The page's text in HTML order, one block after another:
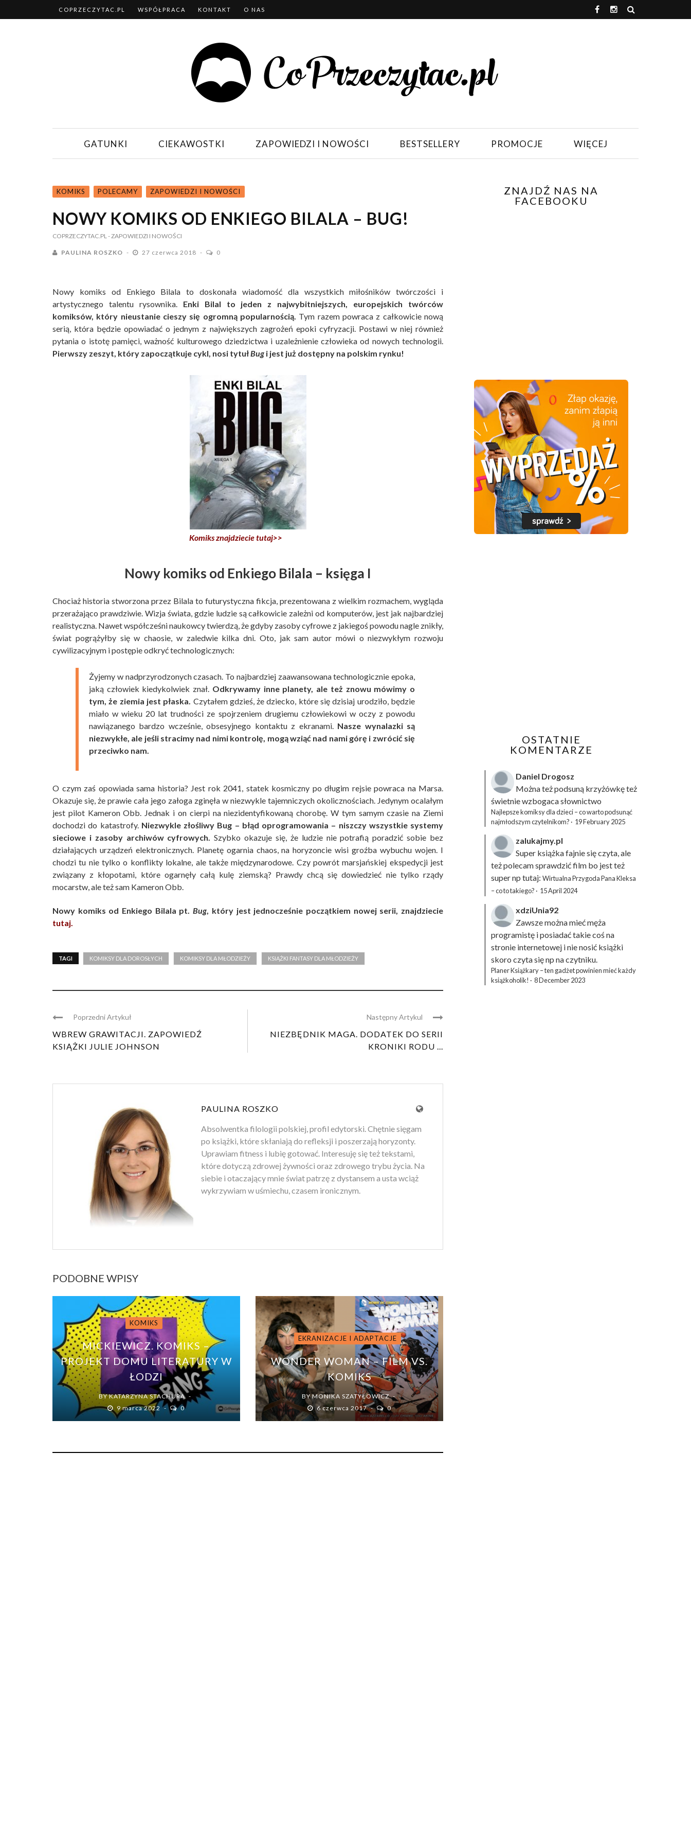
COPRZECZYTAC.PL WSPÓŁPRACA KONTAKT O NAS
GATUNKI CIEKAWOSTKI ZAPOWIEDZI I NOWOŚCI BESTSELLERY PROMOCJE WIĘCEJ
KOMIKS POLECAMY ZAPOWIEDZI I NOWOŚCI
NOWY KOMIKS OD ENKIEGO BILALA – BUG!
COPRZECZYTAC.PL- ZAPOWIEDZI I NOWOŚCI
PAULINA ROSZKO 27 czerwca 2018 0
Nowy komiks od Enkiego Bilala to doskonała wiadomość dla wszystkich miłośników twórczości i
artystycznego talentu rysownika. Enki Bilal to jeden z najwybitniejszych, europejskich twórców
komiksów, który nieustanie cieszy się ogromną popularnością. Tym razem powraca z całkowicie nową
serią, która będzie opowiadać o jednym z największych zagrożeń epoki cyfryzacji. Postawi w niej również
pytania o istotę pamięci, ważność kulturowego dziedzictwa i uzależnienie człowieka od nowych technologii.
Pierwszy zeszyt, który zapoczątkuje cykl, nosi tytułBug i jest już dostępny na polskim rynku!
Komiks znajdziecie tutaj>>
Nowy komiks od Enkiego Bilala – księga I
Chociaż historia stworzona przez Bilala to futurystyczna fikcja, prezentowana z wielkim rozmachem, wygląda
przerażająco prawdziwie. Wizja świata, gdzie ludzie są całkowicie zależni od komputerów, jest jak najbardziej
realistyczna. Nawet współcześni naukowcy twierdzą, że gdyby zasoby cyfrowe z jakiegoś powodu nagle znikły,
świat pogrążyłby się w chaosie, w zaledwie kilka dni. Oto, jak sam autor mówi o niezwykłym rozwoju
cywilizacyjnym i postępie odkryć technologicznych:
Żyjemy w nadprzyrodzonych czasach. To najbardziej zaawansowana technologicznie epoka,
jaką człowiek kiedykolwiek znał. Odkrywamy inne planety, ale też znowu mówimy o
tym, że ziemia jest płaska. Czytałem gdzieś, że dziecko, które się dzisiaj urodziło, będzie
miało w wieku 20 lat trudności ze spojrzeniem drugiemu człowiekowi w oczy z powodu
nawiązanego bardzo wcześnie, obsesyjnego kontaktu z ekranami. Nasze wynalazki są
niezwykłe, ale jeśli stracimy nad nimi kontrolę, mogą wziąć nad nami górę i zwrócić się
przeciwko nam.
O czym zaś opowiada sama historia? Jest rok 2041, statek kosmiczny po długim rejsie powraca na Marsa.
Okazuje się, że prawie cała jego załoga zginęła w niezwykle tajemniczych okolicznościach. Jedynym ocalałym
jest pilot Kameron Obb. Jednak i on cierpi na niezidentyfikowaną chorobę. W tym samym czasie na Ziemi
dochodzi do katastrofy. Niezwykle złośliwy Bug – błąd oprogramowania – niszczy wszystkie systemy
sieciowe i zasoby archiwów cyfrowych.
Szybko okazuje się, że ludzie nie potrafią poradzić sobie bez
działających urządzeń elektronicznych. Planetę ogarnia chaos, na horyzoncie wisi groźba wybuchu wojen. I
chodzi tu nie tylko o konflikty lokalne, ale także międzynarodowe. Czy powrót marsjańskiej ekspedycji jest
związany z kłopotami, które ogarnęły całą kulę ziemską? Prawdy chcą się dowiedzieć nie tylko rządy
mocarstw, ale też sam Kameron Obb.
Nowy komiks od Enkiego Bilala pt.Bug , który jest jednocześnie początkiem nowej serii, znajdziecie
tutaj.
TAGI KOMIKSY DLA DOROSŁYCH KOMIKSY DLA MŁODZIEŻY KSIĄŻKI FANTASY DLA MŁODZIEŻY
Poprzedni Artykuł
WBREW GRAWITACJI. ZAPOWIEDŹ
KSIĄŻKI JULIE JOHNSON
Następny Artykul
NIEZBĘDNIK MAGA. DODATEK DO SERII
KRONIKI RODU ...
PAULINA ROSZKO
Absolwentka filologii polskiej, profil edytorski. Chętnie sięgam
po książki, które skłaniają do refleksji i poszerzają horyzonty.
Uprawiam fitness i lubię gotować. Interesuję się też tekstami,
które dotyczą zdrowej żywności oraz zdrowego trybu życia. Na
siebie i otaczający mnie świat patrzę z dystansem a usta wciąż
wykrzywiam w uśmiechu, czasem ironicznym.
PODOBNE WPISY
KOMIKS
MICKIEWICZ. KOMIKS –
PROJEKT DOMU LITERATURY W
ŁODZI
BYKATARZYNA STACHURA
9 marca 2022
0
EKRANIZACJE I ADAPTACJE
WONDER WOMAN – FILM VS.
KOMIKS
BYMONIKA SZATYŁOWICZ
6 czerwca 2017
0
ZNAJDŹ NAS NA
FACEBOOKU
OSTATNIE
KOMENTARZE
Daniel Drogosz
Można też podsuną krzyżówkęteż
świetnie wzbogaca słownictwo
Najlepsze komiksy dla dzieci – co warto podsunąć
najmłodszym czytelnikom? · 19 February 2025
zalukajmy.pl
Super książka fajnie się czyta, ale
też polecam sprawdzić film bo jest też
super np tutaj: Wirtualna Przygoda Pana Kleksa
– co to takiego? · 15 April 2024
xdziUnia92
Zawsze można mieć męża
programistę i posiadać takie coś na
stronie internetowej i nie nosić książki
skoro czyta się np na czytniku.
Planer Książkary – ten gadżet powinien mieć każdy
książkoholik! · 8 December 2023